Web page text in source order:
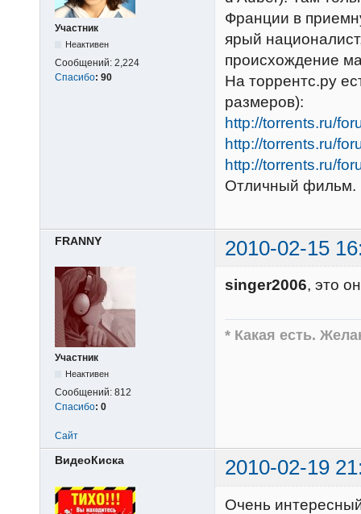
Участник
Неактивен
Сообщений: 2,224
Спасибо: 90
Франции в
ярый
происхождение
На торрентс.ру
размеров):
http://torrents.ru/
http://torrents.ru/
http://torrents.ru/
Отличный фильм.
FRANNY 2010-02-15
Участник
Неактивен
Сообщений: 812
Спасибо: 0
singer2006, это
* Какая есть.
Сайт
ВидеоКиска 2010-02-19
Очень